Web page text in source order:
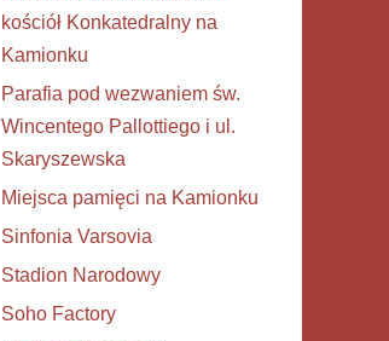
kościół Konkatedralny na
Kamionku
Parafia pod wezwaniem św.
Wincentego Pallottiego i ul.
Skaryszewska
Miejsca pamięci na Kamionku
Sinfonia Varsovia
Stadion Narodowy
Soho Factory